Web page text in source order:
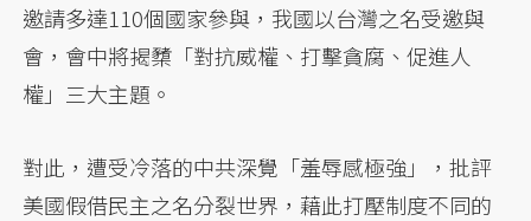
邀請多達110個國家參與，我國以台灣之名受邀與
會，會中將揭櫫「對抗威權、打擊貪腐、促進人
權」三大主題。
對此，遭受冷落的中共深覺「羞辱感極強」，批評
美國假借民主之名分裂世界，藉此打壓制度不同的